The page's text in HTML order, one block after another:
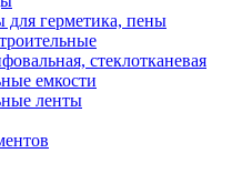
для герметика, пены
стеклотканевая
емкости
ленты